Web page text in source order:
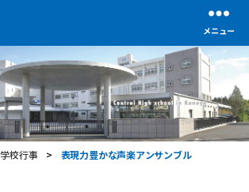
メニュー
学校行事 > 表現力豊かな声楽アンサンブル